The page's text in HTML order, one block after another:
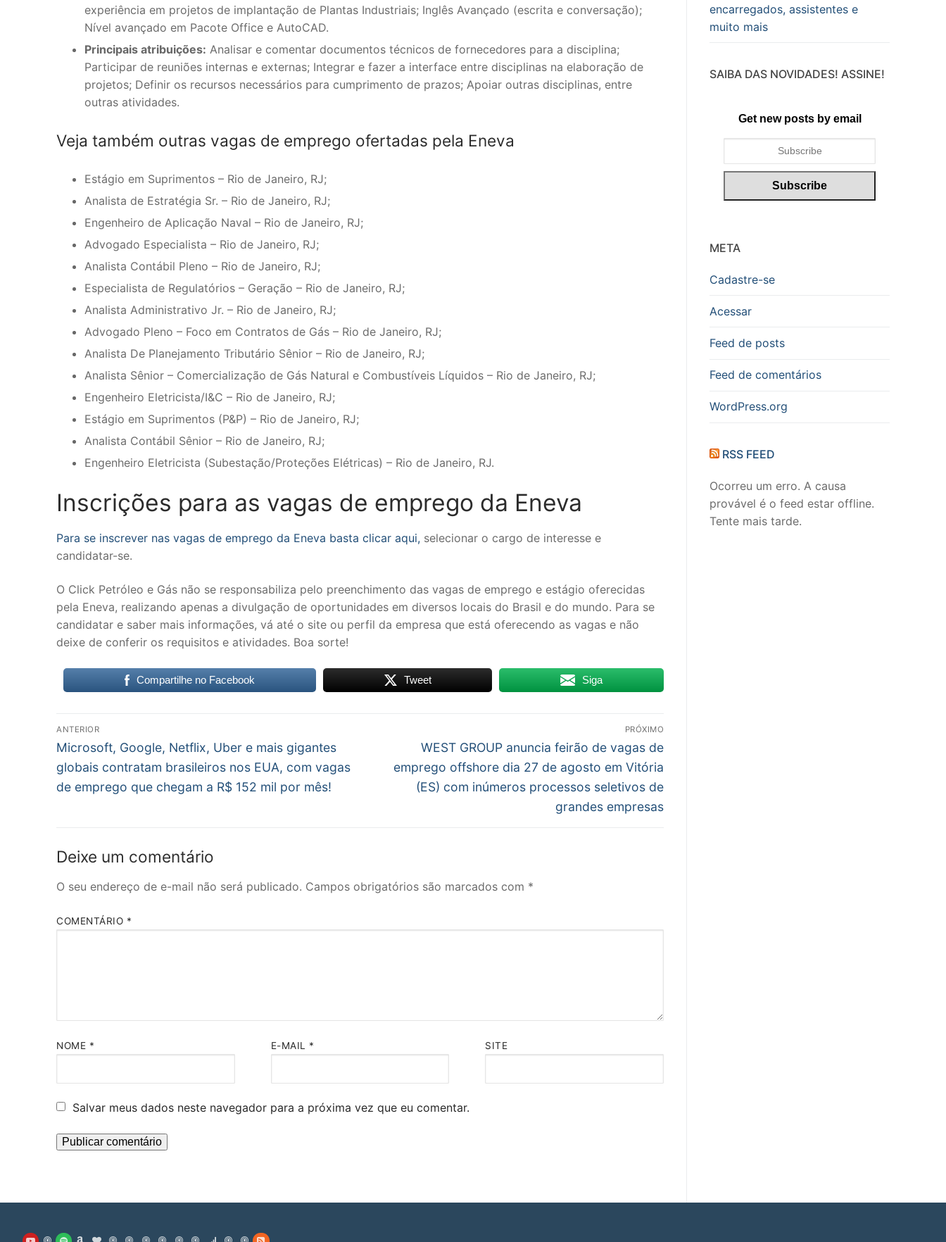
experiência em projetos de implantação de Plantas Industriais; Inglês Avançado (escrita e conversação);
Nível avançado em Pacote Office e AutoCAD.
Principais atribuições: Analisar e comentar documentos técnicos de fornecedores para a disciplina;
Participar de reuniões internas e externas; Integrar e fazer a interface entre disciplinas na elaboração de
projetos; Definir os recursos necessários para cumprimento de prazos; Apoiar outras disciplinas, entre
outras atividades.
Veja também outras vagas de emprego ofertadas pela Eneva
Estágio em Suprimentos – Rio de Janeiro, RJ;
Analista de Estratégia Sr. – Rio de Janeiro, RJ;
Engenheiro de Aplicação Naval – Rio de Janeiro, RJ;
Advogado Especialista – Rio de Janeiro, RJ;
Analista Contábil Pleno – Rio de Janeiro, RJ;
Especialista de Regulatórios – Geração – Rio de Janeiro, RJ;
Analista Administrativo Jr. – Rio de Janeiro, RJ;
Advogado Pleno – Foco em Contratos de Gás – Rio de Janeiro, RJ;
Analista De Planejamento Tributário Sênior – Rio de Janeiro, RJ;
Analista Sênior – Comercialização de Gás Natural e Combustíveis Líquidos – Rio de Janeiro, RJ;
Engenheiro Eletricista/I&C – Rio de Janeiro, RJ;
Estágio em Suprimentos (P&P) – Rio de Janeiro, RJ;
Analista Contábil Sênior – Rio de Janeiro, RJ;
Engenheiro Eletricista (Subestação/Proteções Elétricas) – Rio de Janeiro, RJ.
Inscrições para as vagas de emprego da Eneva
Para se inscrever nas vagas de emprego da Eneva basta clicar aqui, selecionar o cargo de interesse e
candidatar-se.
O Click Petróleo e Gás não se responsabiliza pelo preenchimento das vagas de emprego e estágio oferecidas
pela Eneva, realizando apenas a divulgação de oportunidades em diversos locais do Brasil e do mundo. Para se
candidatar e saber mais informações, vá até o site ou perfil da empresa que está oferecendo as vagas e não
deixe de conferir os requisitos e atividades. Boa sorte!
Compartilhe no Facebook Tweet Siga
Navegação
de
Post
ANTERIOR
Post
anterior:
Microsoft, Google, Netflix, Uber e mais gigantes
globais contratam brasileiros nos EUA, com vagas
de emprego que chegam a R$ 152 mil por mês!
PRÓXIMO
Próximo
post:
WEST GROUP anuncia feirão de vagas de
emprego offshore dia 27 de agosto em Vitória
(ES) com inúmeros processos seletivos de
grandes empresas
Deixe um comentário
O seu endereço de e-mail não será publicado. Campos obrigatórios são marcados com *
COMENTÁRIO *
NOME * E-MAIL * SITE
Salvar meus dados neste navegador para a próxima vez que eu comentar.
encarregados, assistentes e
muito mais
SAIBA DAS NOVIDADES! ASSINE!
Get new posts by email
META
Cadastre-se
Acessar
Feed de posts
Feed de comentários
WordPress.org
RSS FEED
Ocorreu um erro. A causa
provável é o feed estar offline.
Tente mais tarde.